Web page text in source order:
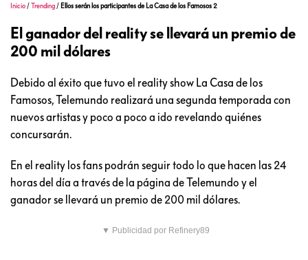
Inicio /Trending / Ellos serán los participantes de La Casa de los Famosos 2
El ganador del reality se llevará un premio de
200 mil dólares
Debido al éxito que tuvo el reality show La Casa de los
Famosos, Telemundo realizará una segunda temporada con
nuevos artistas y poco a poco a ido revelando quiénes
concursarán.
En el reality los fans podrán seguir todo lo que hacen las 24
horas del día a través de la página de Telemundo y el
ganador se llevará un premio de 200 mil dólares.
▼ Publicidad por Refinery89